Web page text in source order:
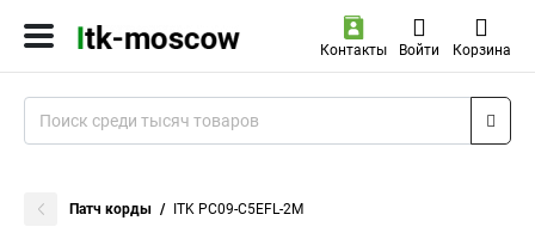
Контакты Войти Корзина
Патч корды ITK PC09-C5EFL-2M